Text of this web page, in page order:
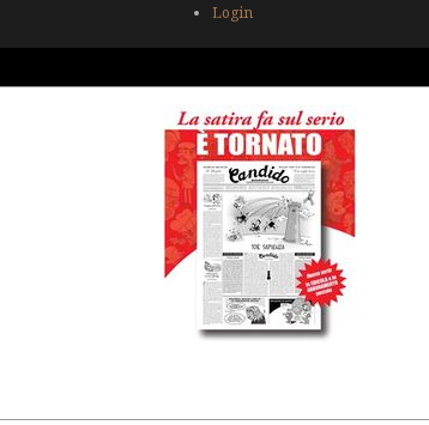
Login